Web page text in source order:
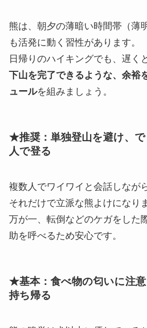
熊は、朝夕の薄暗い時間帯（薄
も活発に動く習性があります。
日帰りのハイキングでも、遅く
下山を完了できるような、余裕
ュールを組みましょう。
★推奨：単独登山を避け、
人で登る
複数人でワイワイと会話しなが
それだけで立派な熊よけになり
万が一、転倒などのケガをした
助を呼べるため安心です。
★基本：食べ物の匂いに注
持ち帰る